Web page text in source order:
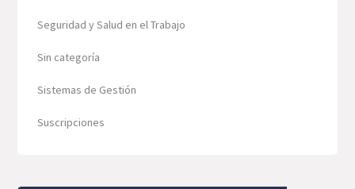
Seguridad y Salud en el Trabajo
Sin categoría
Sistemas de Gestión
Suscripciones